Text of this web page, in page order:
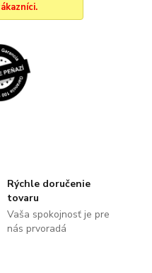
Rýchle doručenie
tovaru
Vaša spokojnosť je pre
nás prvoradá